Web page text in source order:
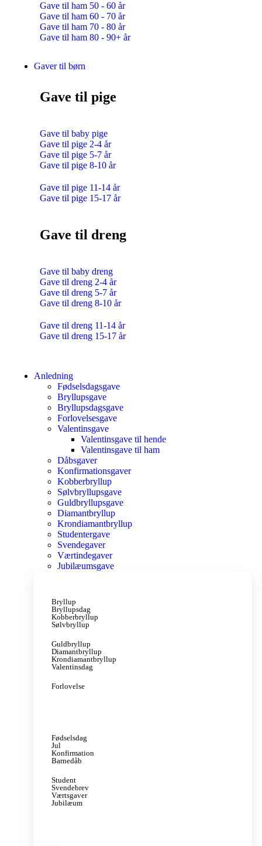
Gave til ham 50 - 60 år
Gave til ham 60 - 70 år
Gave til ham 70 - 80 år
Gave til ham 80 - 90+ år
Gaver til børn
Gave til pige
Gave til baby pige
Gave til pige 2-4 år
Gave til pige 5-7 år
Gave til pige 8-10 år
Gave til pige 11-14 år
Gave til pige 15-17 år
Gave til dreng
Gave til baby dreng
Gave til dreng 2-4 år
Gave til dreng 5-7 år
Gave til dreng 8-10 år
Gave til dreng 11-14 år
Gave til dreng 15-17 år
Anledning
Fødselsdagsgave
Bryllupsgave
Bryllupsdagsgave
Forlovelsesgave
Valentinsgave
Valentinsgave til hende
Valentinsgave til ham
Dåbsgaver
Konfirmationsgaver
Kobberbryllup
Sølvbryllupsgave
Guldbryllupsgave
Diamantbryllup
Krondiamantbryllup
Studentergave
Svendegaver
Værtindegaver
Jubilæumsgave
Bryllup
Bryllupsdag
Kobberbryllup
Sølvbryllup
Guldbryllup
Diamantbryllup
Krondiamantbryllup
Valentinsdag
Forlovelse
Fødselsdag
Jul
Konfirmation
Barnedåb
Student
Svendebrev
Værtsgaver
Jubilæum